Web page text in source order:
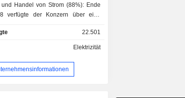
und Handel von Strom (88%): Ende
verfügte der Konzern über eine
Energie (7.715 MW), Solar-
(2.549 MW) und Wasserkraft
Abbau von und den Handel mit
22.501
Elektrizität